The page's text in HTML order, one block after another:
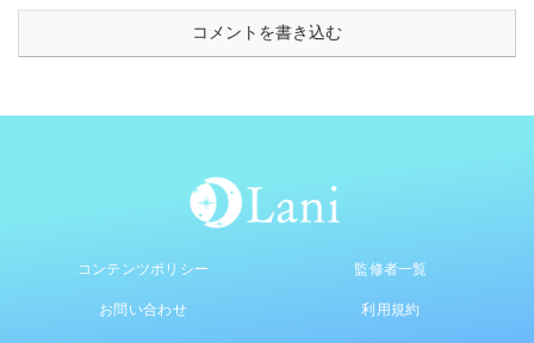
コメントを書き込む
コンテンツポリシー 監修者一覧
お問い合わせ 利用規約